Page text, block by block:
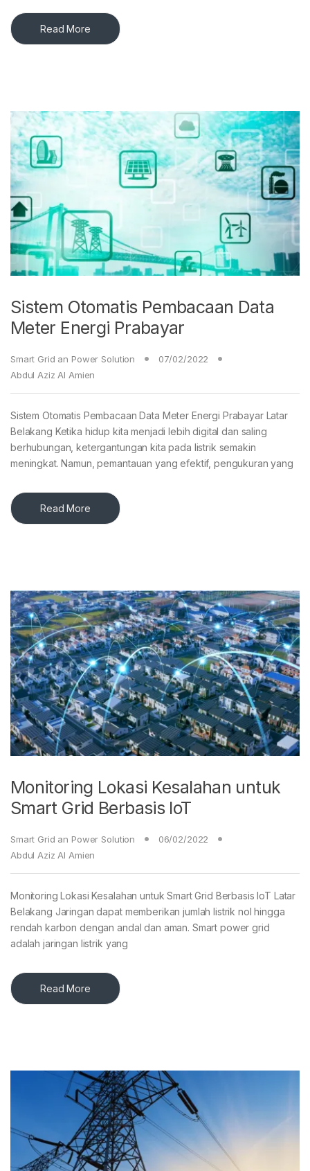
Read More
Sistem Otomatis Pembacaan Data
Meter Energi Prabayar
Smart Grid an Power Solution
07/02/2022
Abdul Aziz Al Amien
Sistem Otomatis Pembacaan Data Meter Energi Prabayar Latar
Belakang Ketika hidup kita menjadi lebih digital dan saling
berhubungan, ketergantungan kita pada listrik semakin
meningkat. Namun, pemantauan yang efektif, pengukuran yang
Read More
Monitoring Lokasi Kesalahan untuk
Smart Grid Berbasis IoT
Smart Grid an Power Solution
06/02/2022
Abdul Aziz Al Amien
Monitoring Lokasi Kesalahan untuk Smart Grid Berbasis IoT Latar
Belakang Jaringan dapat memberikan jumlah listrik nol hingga
rendah karbon dengan andal dan aman. Smart power grid
adalah jaringan listrik yang
Read More